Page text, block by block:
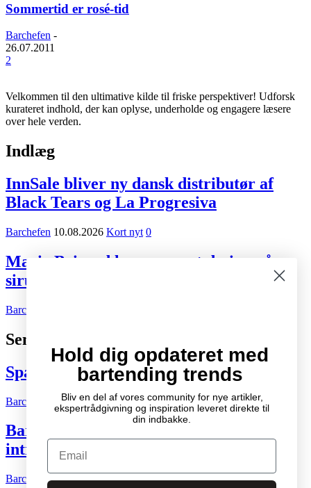
Sommertid er rosé-tid
Barchefen -
26.07.2011
2
Velkommen til den ultimative kilde til friske perspektiver! Udforsk
kurateret indhold, der kan oplyse, underholde og engagere læsere
over hele verden.
Indlæg
InnSale bliver ny dansk distributør af
Black Tears og La Progresiva
Barchefen 10.08.2026 Kort nyt 0
Marie Brizard lancerer nyt design på
sirupflaskerne
Barchefen
Seneste indlæg
Spændende cocktail- og drinksbøger
Barchefen 04.10.2007 Litteratur 2
Bartenderens grundbog – Den ultimative
introduktion til cocktailkunsten
Barchefen 04.05.2015Litteratur 0
Hold dig opdateret med
bartending trends
Bliv en del af vores community for nye artikler,
ekspertrådgivning og inspiration leveret direkte til
din indbakke.
Email